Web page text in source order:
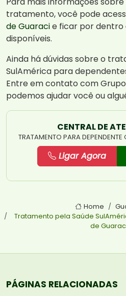
tratamento, você pode
de Guaracie ficar por dentro
disponíveis.
Ainda há dúvidas sobre o
SulAmérica para
Entre em contato com
podemos ajudar você ou
CENTRAL DE
TRATAMENTO PARA
Ligar Agora
Home
Tratamento pela Saúde
de
PÁGINAS RELACIONADAS